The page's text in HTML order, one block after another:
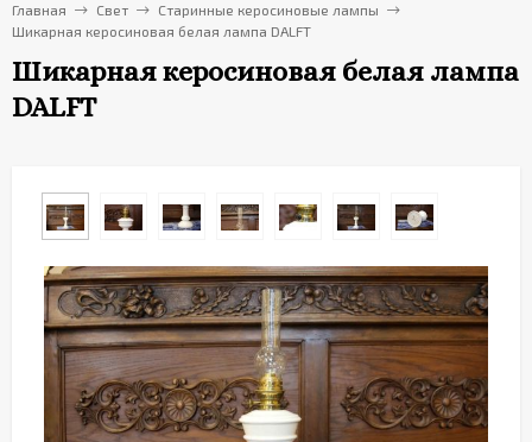
Главная Свет
Старинные керосиновые лампы
Шикарная керосиновая белая лампа DALFT
Шикарная керосиновая белая лампа
DALFT